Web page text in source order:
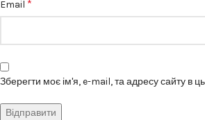
Email *
Зберегти моє ім'я, e-mail, та адресу сайту в